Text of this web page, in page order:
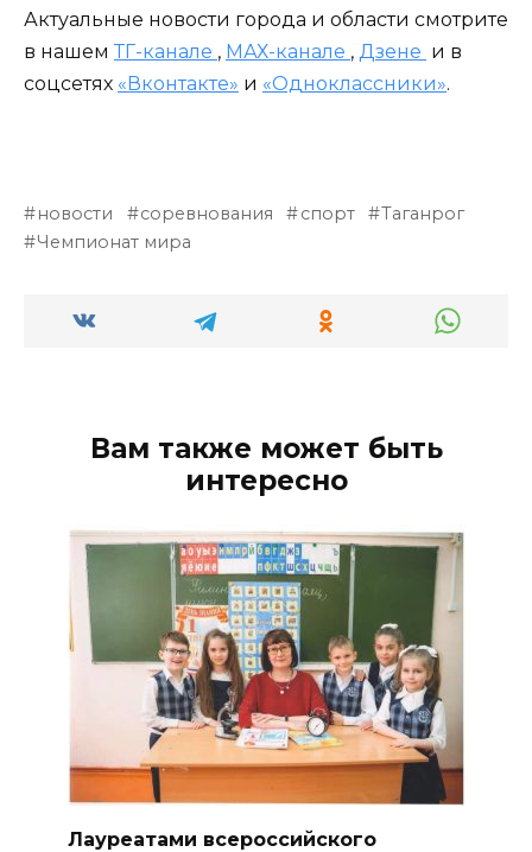
Актуальные новости города и области смотрите
в нашем ТГ-канале , МАХ-канале , Дзене и в
соцсетях «Вконтакте» и «Одноклассники».
новости соревнования спорт
Таганрог
Чемпионат мира
Вам также может быть
интересно
Лауреатами всероссийского